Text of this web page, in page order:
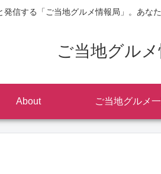
発信する「ご当地グルメ情報局」。あな
ご当地グル
About ご当地グルメ